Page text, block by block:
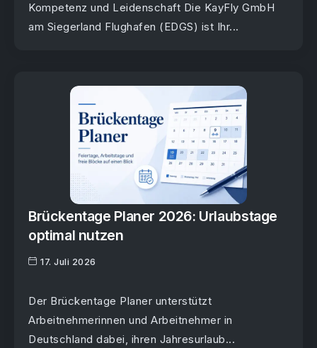
Kompetenz und Leidenschaft Die KayFly GmbH
am Siegerland Flughafen (EDGS) ist Ihr...
Brückentage Planer 2026: Urlaubstage
optimal nutzen
17. Juli 2026
Der Brückentage Planer unterstützt
Arbeitnehmerinnen und Arbeitnehmer in
Deutschland dabei, ihren Jahresurlaub...